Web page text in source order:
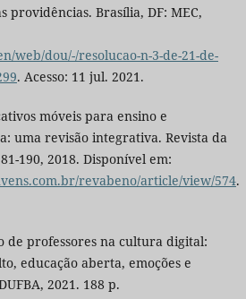
providências. Brasília, DF: MEC,
web/dou/-/resolucao-n-3-de-21-de-
. Acesso: 11 jul. 2021.
móveis para ensino e
uma revisão integrativa. Revista da
190, 2018. Disponível em:
revabeno/article/view/574.
de professores na cultura digital:
educação aberta, emoções e
2021. 188 p.